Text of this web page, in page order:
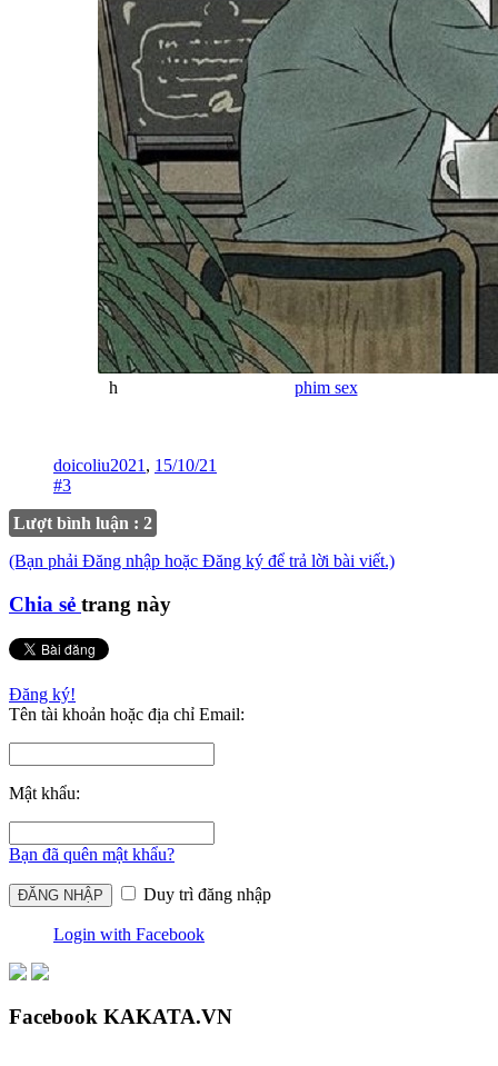
h phim sexhay và tạo
doicoliu2021 , 15/10/21
#3
Lượt bình luận : 2
(Bạn phải Đăng nhập hoặc Đăng ký để trả lời bài viết.)
Chia sẻ trang này
Đăng ký!
Tên tài khoản hoặc địa chỉ Email:
Mật khẩu:
Bạn đã quên mật khẩu?
Duy trì đăng nhập
Login with Facebook
Facebook KAKATA.VN